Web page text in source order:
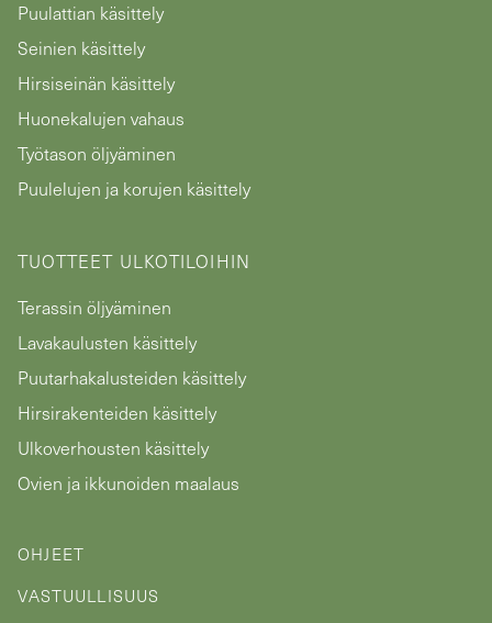
Puulattian käsittely
Seinien käsittely
Hirsiseinän käsittely
Huonekalujen vahaus
Työtason öljyäminen
Puulelujen ja korujen käsittely
TUOTTEET ULKOTILOIHIN
Terassin öljyäminen
Lavakaulusten käsittely
Puutarhakalusteiden käsittely
Hirsirakenteiden käsittely
Ulkoverhousten käsittely
Ovien ja ikkunoiden maalaus
OHJEET
VASTUULLISUUS